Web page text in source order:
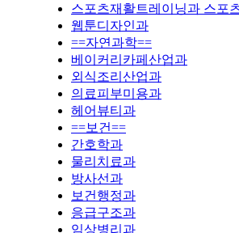
스포츠재활트레이닝과 스포
웹툰디자인과
==자연과학==
베이커리카페산업과
외식조리산업과
의료피부미용과
헤어뷰티과
==보건==
간호학과
물리치료과
방사선과
보건행정과
응급구조과
임상병리과